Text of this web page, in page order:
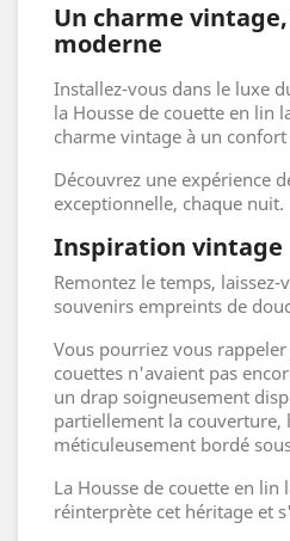
Un charme
moderne
Installez-vous dans le luxe
la Housse de couette en lin
charme vintage à un
Découvrez une expérience
exceptionnelle, chaque nuit.
Inspiration vintage
Remontez le temps,
souvenirs empreints de
Vous pourriez vous
couettes n'avaient pas
un drap soigneusement
partiellement la couverture,
méticuleusement bordé
La Housse de couette en lin
réinterprète cet héritage et